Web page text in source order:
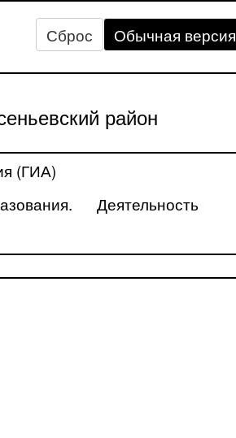
Сброс Обычная версия
район
(ГИА)
Деятельность